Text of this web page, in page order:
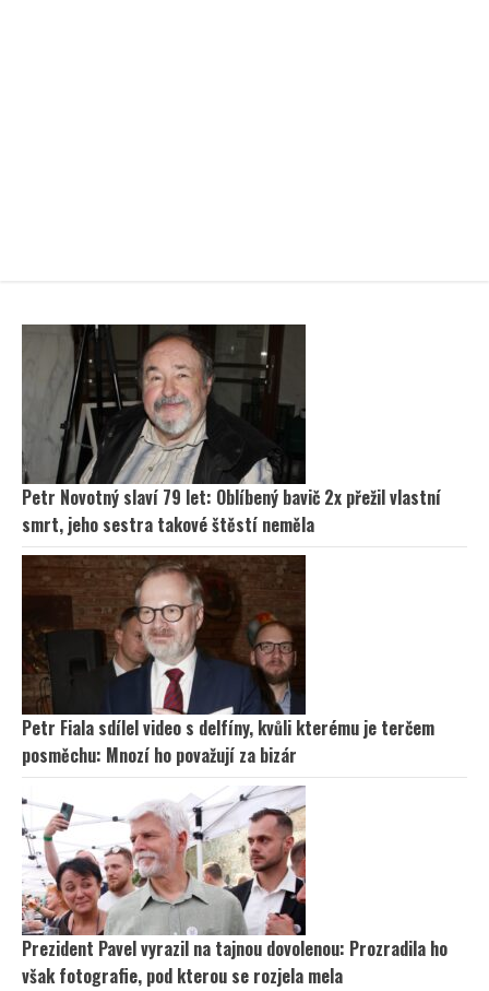
Petr Novotný slaví 79 let: Oblíbený bavič 2x přežil vlastní
smrt, jeho sestra takové štěstí neměla
Petr Fiala sdílel video s delfíny, kvůli kterému je terčem
posměchu: Mnozí ho považují za bizár
Prezident Pavel vyrazil na tajnou dovolenou: Prozradila ho
však fotografie, pod kterou se rozjela mela